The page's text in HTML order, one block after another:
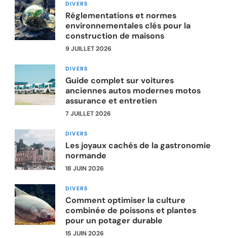
DIVERS
Réglementations et normes
environnementales clés pour la
construction de maisons
9 JUILLET 2026
DIVERS
Guide complet sur voitures
anciennes autos modernes motos
assurance et entretien
7 JUILLET 2026
DIVERS
Les joyaux cachés de la gastronomie
normande
18 JUIN 2026
DIVERS
Comment optimiser la culture
combinée de poissons et plantes
pour un potager durable
15 JUIN 2026